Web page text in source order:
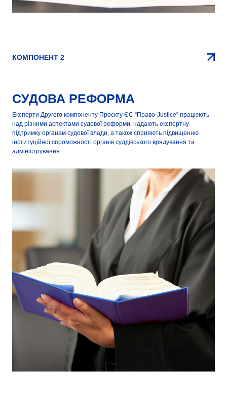
КОМПОНЕНТ 2
СУДОВА РЕФОРМА
Експерти Другого компоненту Проєкту ЄС “Право-Justice” працюють
над різними аспектами судової реформи, надають експертну
підтримку органам судової влади, а також сприяють підвищенню
інституційної спроможності органів суддівського врядування та
адміністрування